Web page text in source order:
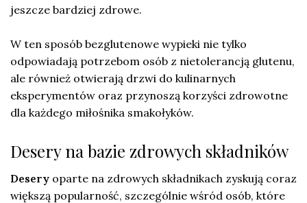
jeszcze bardziej zdrowe.
W ten sposób bezglutenowe wypieki nie tylko
odpowiadają potrzebom osób z nietolerancją glutenu,
ale również otwierają drzwi do kulinarnych
eksperymentów oraz przynoszą korzyści zdrowotne
dla każdego miłośnika smakołyków.
Desery na bazie zdrowych składników
Desery oparte na zdrowych składnikach zyskują coraz
większą popularność, szczególnie wśród osób, które